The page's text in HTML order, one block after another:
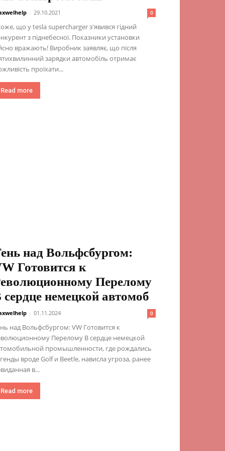
- 29.10.2021 0
що у tesla supercharger з'явився гідний
з піднебесної. Показники установки
вражають! Виробник заявляє, що після
зарядки автомобіль отримає
проїхати...
Read more
над Вольфсбургом:
Готовится к
Перелому
сердце немецкой автомоб
- 01.11.2024 0
над Вольфсбургом: VW Готовится к
Перелому В сердце немецкой
промышленности, где рождались
вроде Golf и Beetle, нависла угроза, ранее
в...
Read more